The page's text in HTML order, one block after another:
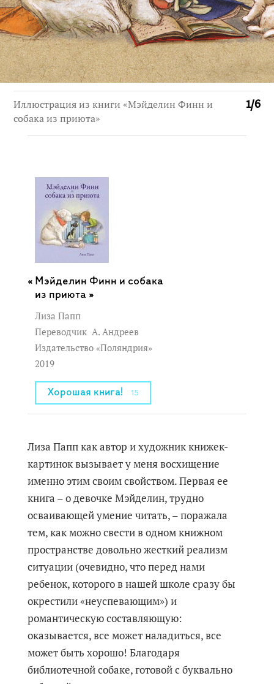
1/6
Иллюстрация из книги «Мэйделин Финн и
собака из приюта»
Мэйделин Финн и собака
из приюта »
Лиза Папп
Переводчик А. Андреев
Издательство «Поляндрия»
2019
Хорошая книга! 15
Лиза Папп как автор и художник книжек-
картинок вызывает у меня восхищение
именно этим своим свойством. Первая ее
книга – о девочке Мэйделин, трудно
осваивающей умение читать, – поражала
тем, как можно свести в одном книжном
пространстве довольно жесткий реализм
ситуации (очевидно, что перед нами
ребенок, которого в нашей школе сразу бы
окрестили «неуспевающим») и
романтическую составляющую:
оказывается, все может наладиться, все
может быть хорошо! Благодаря
библиотечной собаке, готовой с буквально